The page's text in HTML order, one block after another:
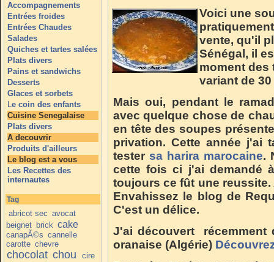
Accompagnements
Entrées froides
Entrées Chaudes
Salades
Quiches et tartes salées
Plats divers
Pains et sandwichs
Desserts
Glaces et sorbets
Le coin des enfants
Cuisine Senegalaise
Plats divers
A decouvrir
Produits d'ailleurs
Le blog est a vous
Les Recettes des
internautes
Tag
abricot sec avocat
beignet brick cake
canapÃ©s cannelle
carotte chevre
chocolat chou
cire
Voici une
vente, qu'il
Sénégal, il
moment des
variant de 30
Mais oui, pendant le
avec quelque chose de
en tête des soupes
privation. Cette année j'ai
tester sa harira marocaine.
cette fois ci j'ai demandé
toujours ce fût une
Envahissez le blog de
C'est un délice.
J'ai découvert récemment
oranaise (Algérie)